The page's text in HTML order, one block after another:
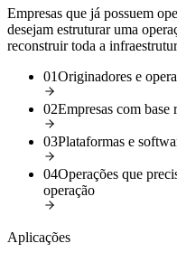
Empresas que já possuem
desejam estruturar uma
reconstruir toda a
01Originadores e
02Empresas com base
03Plataformas e
04Operações que
operação
Aplicações